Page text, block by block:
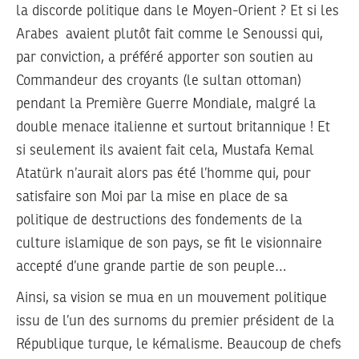
la discorde politique dans le Moyen-Orient ? Et si les
Arabes avaient plutôt fait comme le Senoussi qui,
par conviction, a préféré apporter son soutien au
Commandeur des croyants (le sultan ottoman)
pendant la Première Guerre Mondiale, malgré la
double menace italienne et surtout britannique ! Et
si seulement ils avaient fait cela, Mustafa Kemal
Atatürk n’aurait alors pas été l’homme qui, pour
satisfaire son Moi par la mise en place de sa
politique de destructions des fondements de la
culture islamique de son pays, se fit le visionnaire
accepté d’une grande partie de son peuple…
Ainsi, sa vision se mua en un mouvement politique
issu de l’un des surnoms du premier président de la
République turque, le kémalisme. Beaucoup de chefs